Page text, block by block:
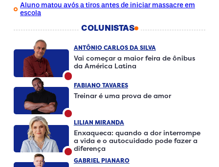
Aluno matou avós a tiros antes de iniciar massacre em
escola
COLUNISTAS
ANTÔNIO CARLOS DA SILVA
Vai começar a maior feira de ônibus
da América Latina
FABIANO TAVARES
Treinar é uma prova de amor
LILIAN MIRANDA
Enxaqueca: quando a dor interrompe
a vida e o autocuidado pode fazer a
diferença
GABRIEL PIANARO